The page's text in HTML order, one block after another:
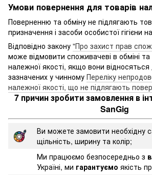
Умови повернення для товарів
Поверненню та обміну не підлягають
призначення і засоби особистої гігієни
Відповідно закону "Про захист прав
може відмовити споживачеві в обміні та
належної якості, якщо вони відносяться
зазначених у чинному Переліку
належної якості, що не підлягають
7 причин зробити замовлення в
SanGig
Ви можете замовити необхідну
щільність, ширину та колір;
Ми працюємо безпосередньо з
Україні, ми гарантуємо якість